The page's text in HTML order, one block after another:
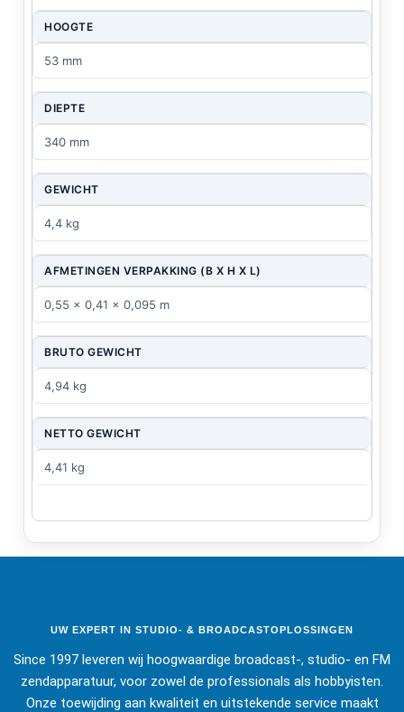
HOOGTE
53 mm
DIEPTE
340 mm
GEWICHT
4,4 kg
AFMETINGEN VERPAKKING (B X H X L)
0,55 x 0,41 x 0,095 m
BRUTO GEWICHT
4,94 kg
NETTO GEWICHT
4,41 kg
UW EXPERT IN STUDIO- & BROADCASTOPLOSSINGEN
Since 1997 leveren wij hoogwaardige broadcast-, studio- en FM
zendapparatuur, voor zowel de professionals als hobbyisten.
Onze toewijding aan kwaliteit en uitstekende service maakt